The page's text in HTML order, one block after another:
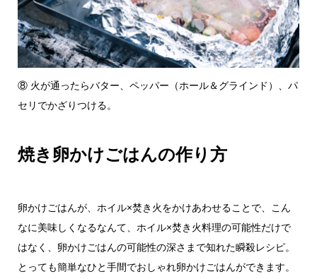
⑧ 火が通ったらバター、ペッパー（ホール＆グラインド）、パ
セリでかざりつける。
焼き卵かけごはんの作り方
卵かけごはんが、ホイル×焚き火をかけあわせることで、こん
なに美味しくなるなんて、ホイル×焚き火料理の可能性だけで
はなく、卵かけごはんの可能性の深さまで知れた瞬殺レシピ。
とっても簡単なひと手間でおしゃれ卵かけごはんができます。